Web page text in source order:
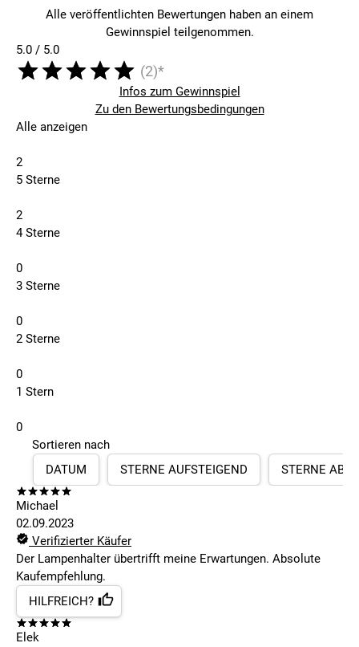
Alle veröffentlichten Bewertungen haben an einem
Gewinnspiel teilgenommen.
5.0 / 5.0
(2)*
Infos zum Gewinnspiel
Zu den Bewertungsbedingungen
Alle anzeigen
2
5 Sterne
2
4 Sterne
0
3 Sterne
0
2 Sterne
0
1 Stern
0
Sortieren nach
DATUM
STERNE AUFSTEIGEND STERNE
Michael
02.09.2023
Verifizierter Käufer
Der Lampenhalter übertrifft meine Erwartungen. Absolute
Kaufempfehlung.
HILFREICH?
Elek